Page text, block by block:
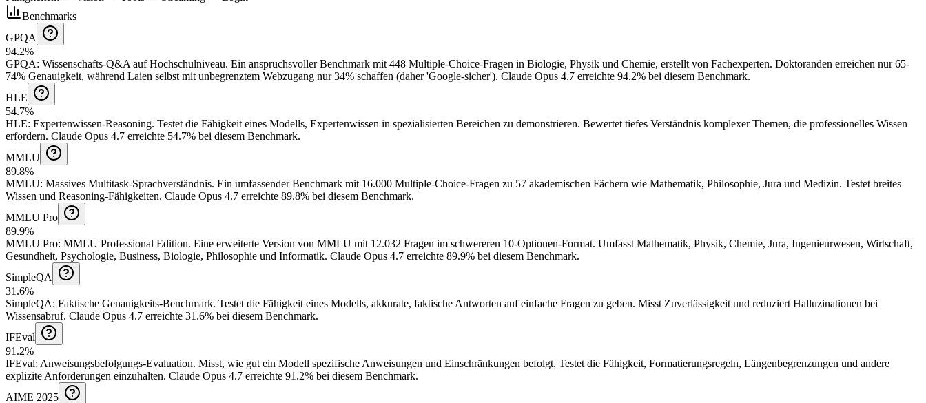
Benchmarks
GPQA
94.2%
GPQA: Wissenschafts-Q&A auf Hochschulniveau. Ein anspruchsvoller Benchmark mit 448 Multiple-Choice-Fragen in Biologie, Physik und Chemie, erstellt von Fachexperten. Doktoranden erreichen nur 65-
74% Genauigkeit, während Laien selbst mit unbegrenztem Webzugang nur 34% schaffen (daher 'Google-sicher'). Claude Opus 4.7 erreichte 94.2% bei diesem Benchmark.
HLE
54.7%
HLE: Expertenwissen-Reasoning. Testet die Fähigkeit eines Modells, Expertenwissen in spezialisierten Bereichen zu demonstrieren. Bewertet tiefes Verständnis komplexer Themen, die professionelles Wissen
erfordern. Claude Opus 4.7 erreichte 54.7% bei diesem Benchmark.
MMLU
89.8%
MMLU: Massives Multitask-Sprachverständnis. Ein umfassender Benchmark mit 16.000 Multiple-Choice-Fragen zu 57 akademischen Fächern wie Mathematik, Philosophie, Jura und Medizin. Testet breites
Wissen und Reasoning-Fähigkeiten. Claude Opus 4.7 erreichte 89.8% bei diesem Benchmark.
MMLU Pro
89.9%
MMLU Pro: MMLU Professional Edition. Eine erweiterte Version von MMLU mit 12.032 Fragen im schwereren 10-Optionen-Format. Umfasst Mathematik, Physik, Chemie, Jura, Ingenieurwesen, Wirtschaft,
Gesundheit, Psychologie, Business, Biologie, Philosophie und Informatik. Claude Opus 4.7 erreichte 89.9% bei diesem Benchmark.
SimpleQA
31.6%
SimpleQA: Faktische Genauigkeits-Benchmark. Testet die Fähigkeit eines Modells, akkurate, faktische Antworten auf einfache Fragen zu geben. Misst Zuverlässigkeit und reduziert Halluzinationen bei
Wissensabruf. Claude Opus 4.7 erreichte 31.6% bei diesem Benchmark.
IFEval
91.2%
IFEval: Anweisungsbefolgungs-Evaluation. Misst, wie gut ein Modell spezifische Anweisungen und Einschränkungen befolgt. Testet die Fähigkeit, Formatierungsregeln, Längenbegrenzungen und andere
explizite Anforderungen einzuhalten. Claude Opus 4.7 erreichte 91.2% bei diesem Benchmark.
AIME 2025